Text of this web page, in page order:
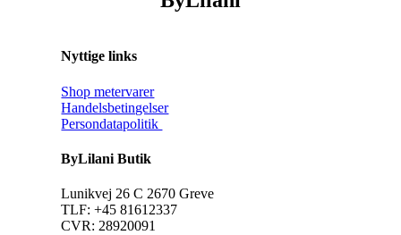
Nyttige links
Shop metervarer
Handelsbetingelser
Persondatapolitik
ByLilani Butik
Lunikvej 26 C 2670 Greve
TLF: +45 81612337
CVR: 28920091